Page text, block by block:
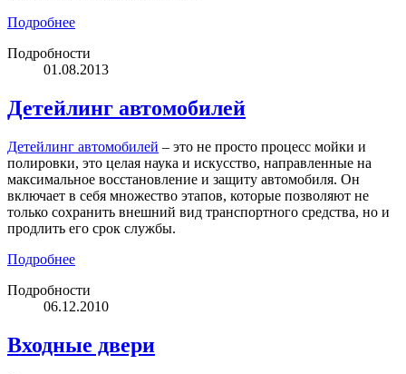
Подробнее
Подробности
01.08.2013
Детейлинг автомобилей
Детейлинг автомобилей – это не просто процесс мойки и
полировки, это целая наука и искусство, направленные на
максимальное восстановление и защиту автомобиля. Он
включает в себя множество этапов, которые позволяют не
только сохранить внешний вид транспортного средства, но и
продлить его срок службы.
Подробнее
Подробности
06.12.2010
Входные двери